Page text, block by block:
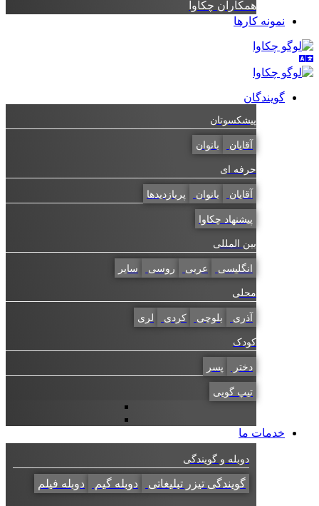
همکاران چکاوا
نمونه کارها
گویندگان
پیشکسوتان
بانوان
حرفه ای
بانوان پربازدیدها
پیشنهاد چکاوا
بین المللی
انگلیسی عربی روسی سایر
محلی
بلوچی کردی لری
کودک
پسر
تیپ گویی
خدمات ما
دوبله و گویندگی
گویندگی تیزر تبلیغاتی دوبله گیم دوبله فیلم